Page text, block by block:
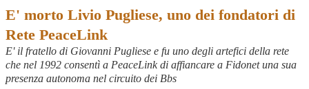
E' morto Livio Pugliese, uno dei fondatori di
Rete PeaceLink
E' il fratello di Giovanni Pugliese e fu uno degli artefici della rete
che nel 1992 consentì a PeaceLink di affiancare a Fidonet una sua
presenza autonoma nel circuito dei Bbs